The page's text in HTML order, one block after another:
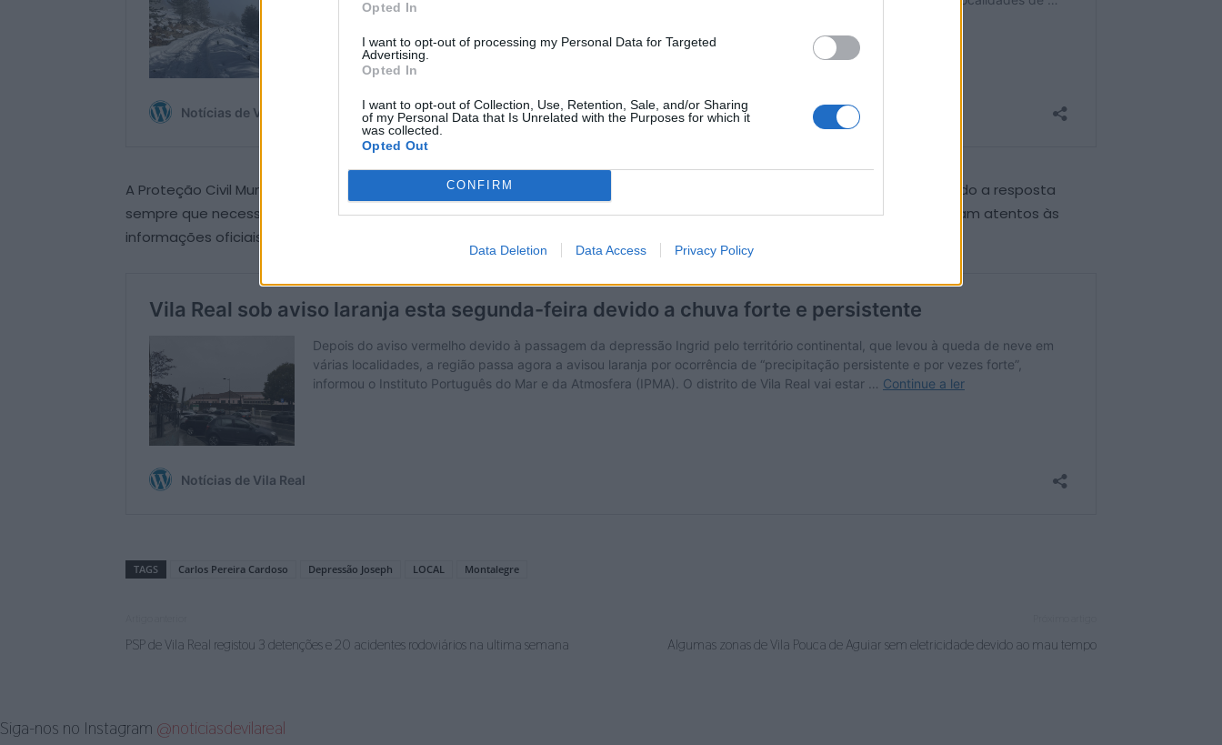
Opted In
I want to opt-out of processing my Personal Data for Targeted
Advertising.
Opted In
I want to opt-out of Collection, Use, Retention, Sale, and/or Sharing
of my Personal Data that Is Unrelated with the Purposes for which it
was collected.
Opted Out
CONFIRM
Data Deletion Data Access Privacy Policy
A Proteção Civil Municipal encontra-se a acompanhar a evolução do estado do tempo, monitorizando o cenário e ajustando a resposta
sempre que necessário. Pedem ainda à comunidade escolar e suas famílias para que redobrem a atenção e se mantenham atentos às
informações oficiais, adotando “comportamentos preventivos, sobretudo nas deslocações”.
TAGS Carlos Pereira Cardoso Depressão Joseph LOCAL Montalegre
PSP de Vila Real registou 3 detenções e 20 acidentes rodoviários na ultima semana Algumas zonas de Vila Pouca de Aguiar sem eletricidade devido ao mau tempo
Siga-nos no Instagram @noticiasdevilareal